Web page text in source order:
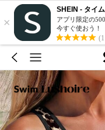
×
SHEIN - タイ
アプリ限定の
今すぐ使おう！